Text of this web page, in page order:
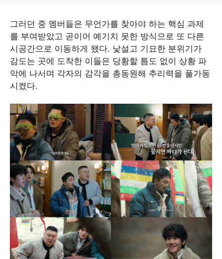
그러던 중 멤버들은 무언가를 찾아야 하는 핵심 과제
를 부여받았고 곧이어 예기치 못한 방식으로 또 다른
시공간으로 이동하게 됐다. 낯설고 기묘한 분위기가
감도는 곳에 도착한 이들은 당황할 틈도 없이 상황 파
악에 나서며 각자의 감각을 총동원해 추리력을 풀가동
시켰다.